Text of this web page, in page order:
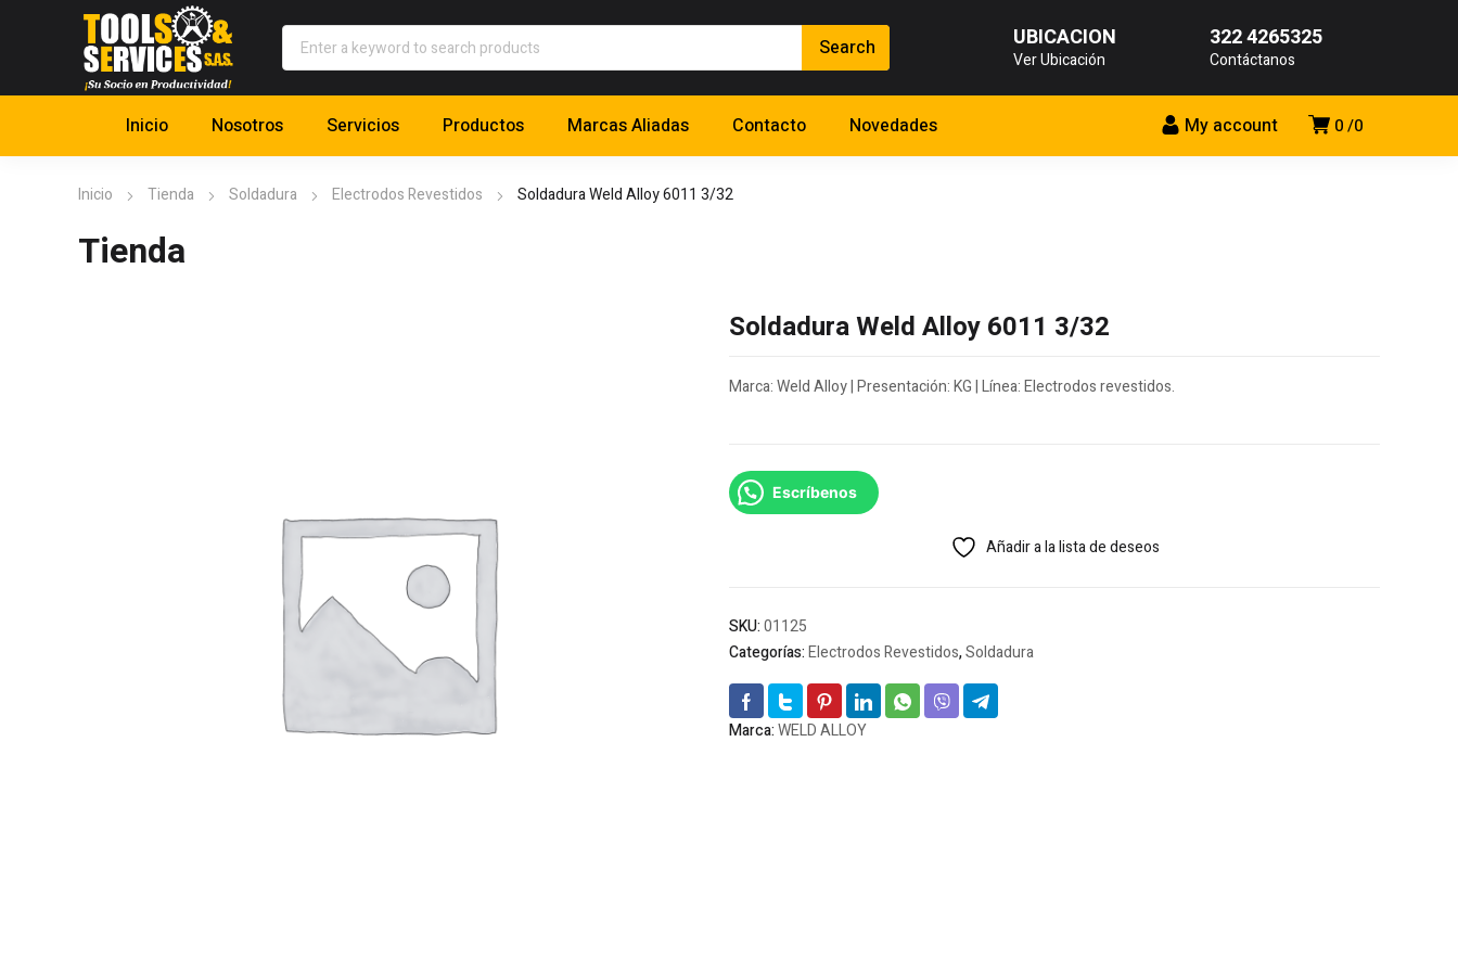
UBICACIÓN
Ver Ubicación
322 4265325
Contáctanos
0 0
My account
Inicio Nosotros Servicios Productos Marcas Aliadas Contacto Novedades
Inicio Tienda Soldadura Electrodos Revestidos Soldadura Weld Alloy 6011 3/32
Tienda
Soldadura Weld Alloy 6011 3/32
Marca: Weld Alloy | Presentación: KG | Línea: Electrodos revestidos.
Escríbenos
Añadir a la lista de deseos
SKU:01125
Categorías:Electrodos Revestidos,Soldadura
Marca:WELD ALLOY